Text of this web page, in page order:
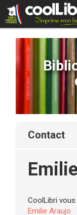
contact
CoolLibri
Emilie Araujo